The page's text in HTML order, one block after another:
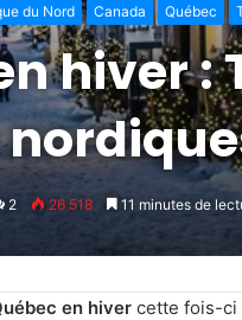
du Nord Canada Québec
hiver :
2 26 518 11 minutes de
en hiver cette fois-ci